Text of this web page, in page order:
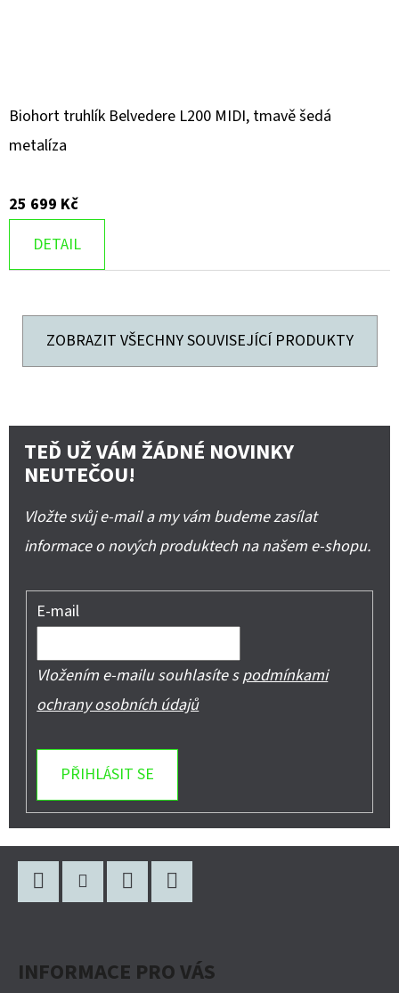
Biohort truhlík Belvedere L200 MIDI, tmavě šedá
metalíza
25 699 Kč
DETAIL
ZOBRAZIT VŠECHNY SOUVISEJÍCÍ PRODUKTY
TEĎ UŽ VÁM ŽÁDNÉ NOVINKY
NEUTEČOU!
Vložte svůj e-mail a my vám budeme zasílat
informace o nových produktech na našem e-shopu.
E-mail
Vložením e-mailu souhlasíte spodmínkami
ochrany osobních údajů
PŘIHLÁSIT SE
INFORMACE PRO VÁS